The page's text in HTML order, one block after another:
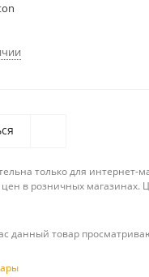
только для интернет-
цен в розничных магазинах.
данный товар